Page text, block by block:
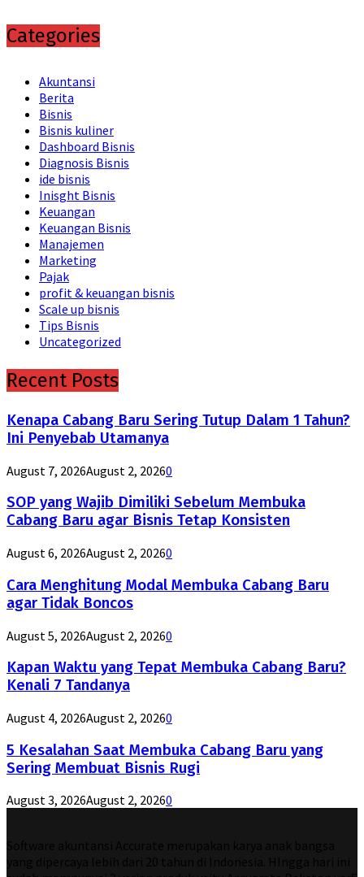
Categories
Akuntansi
Berita
Bisnis
Bisnis kuliner
Dashboard Bisnis
Diagnosis Bisnis
ide bisnis
Inisght Bisnis
Keuangan
Keuangan Bisnis
Manajemen
Marketing
Pajak
profit & keuangan bisnis
Scale up bisnis
Tips Bisnis
Uncategorized
Recent Posts
Kenapa Cabang Baru Sering Tutup Dalam 1 Tahun?
Ini Penyebab Utamanya
August 7, 2026August 2, 20260
SOP yang Wajib Dimiliki Sebelum Membuka
Cabang Baru agar Bisnis Tetap Konsisten
August 6, 2026August 2, 20260
Cara Menghitung Modal Membuka Cabang Baru
agar Tidak Boncos
August 5, 2026August 2, 20260
Kapan Waktu yang Tepat Membuka Cabang Baru?
Kenali 7 Tandanya
August 4, 2026August 2, 20260
5 Kesalahan Saat Membuka Cabang Baru yang
Sering Membuat Bisnis Rugi
August 3, 2026August 2, 20260